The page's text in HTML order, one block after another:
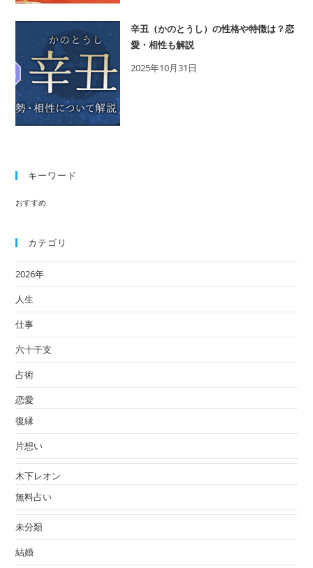
辛丑（かのとうし）の性格や特徴は？恋
愛・相性も解説
2025年10月31日
キーワード
おすすめ
カテゴリ
2026年
人生
仕事
六十干支
占術
恋愛
復縁
片想い
木下レオン
無料占い
未分類
結婚